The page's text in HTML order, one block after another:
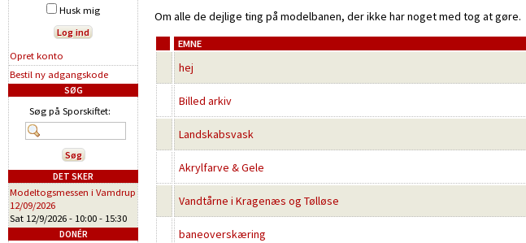
Om alle de dejlige ting på modelbanen, der ikke har noget med tog at gøre.
EMNE
hej
Billed arkiv
Landskabsvask
Akrylfarve & Gele
Vandtårne i Kragenæs og Tølløse
baneoverskæring
Husk mig
Opret konto
Bestil ny adgangskode
SØG
Søg på Sporskiftet:
DET SKER
Modeltogsmessen i Vamdrup
12/09/2026
Sat 12/9/2026 - 10:00 - 15:30
DONÉR